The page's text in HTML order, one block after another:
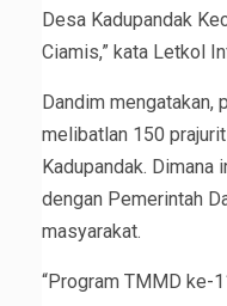
Desa Kadupandak
Ciamis,” kata Letkol
Dandim mengatakan,
melibatlan 150
Kadupandak. Dimana
dengan Pemerintah
masyarakat.
“Program TMMD ke-